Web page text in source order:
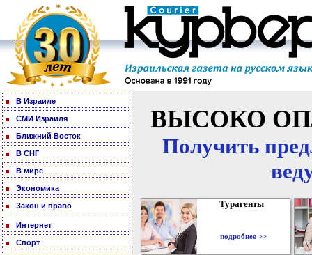
В Израиле
СМИ Израиля
Ближний Восток
В СНГ
В мире
Экономика
Закон и право
Интернет
Спорт
ВЫСОКО
Получить
Турагенты
подробнее >>